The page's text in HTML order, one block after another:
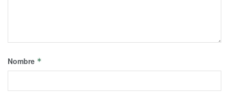
Nombre *